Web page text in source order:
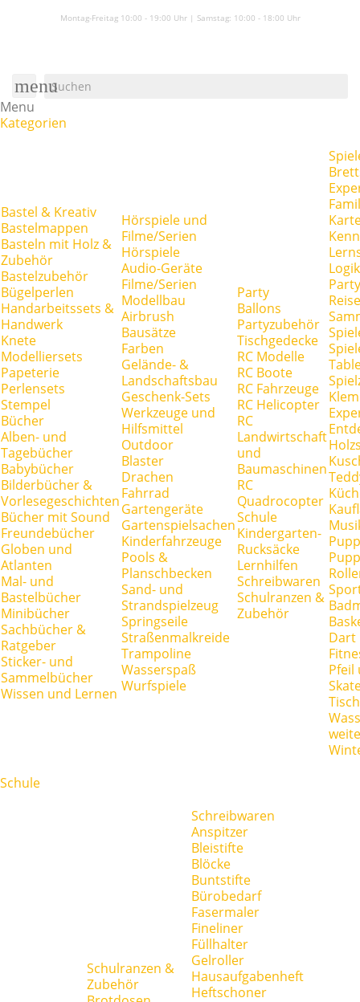
Montag-Freitag 10:00 - 19:00 Uhr | Samstag: 10:00 - 18:00 Uhr
menu
Menu
Kategorien
Bastel & Kreativ
Bastelmappen
Basteln mit Holz &
Zubehör
Bastelzubehör
Bügelperlen
Handarbeitssets &
Handwerk
Knete
Modelliersets
Papeterie
Perlensets
Stempel
Bücher
Alben- und
Tagebücher
Babybücher
Bilderbücher &
Vorlesegeschichten
Bücher mit Sound
Freundebücher
Globen und
Atlanten
Mal- und
Bastelbücher
Minibücher
Sachbücher &
Ratgeber
Sticker- und
Sammelbücher
Wissen und Lernen
Hörspiele und
Filme/Serien
Hörspiele
Audio-Geräte
Filme/Serien
Modellbau
Airbrush
Bausätze
Farben
Gelände- &
Landschaftsbau
Geschenk-Sets
Werkzeuge und
Hilfsmittel
Outdoor
Blaster
Drachen
Fahrrad
Gartengeräte
Gartenspielsachen
Kinderfahrzeuge
Pools &
Planschbecken
Sand- und
Strandspielzeug
Springseile
Straßenmalkreide
Trampoline
Wasserspaß
Wurfspiele
Party
Ballons
Partyzubehör
Tischgedecke
RC Modelle
RC Boote
RC Fahrzeuge
RC Helicopter
RC
Landwirtschaft
und
Baumaschinen
RC
Quadrocopter
Schule
Kindergarten-
Rucksäcke
Lernhilfen
Schreibwaren
Schulranzen &
Zubehör
Dart
Pfeil
Schule
Schulranzen &
Zubehör
Schreibwaren
Anspitzer
Bleistifte
Blöcke
Buntstifte
Bürobedarf
Fasermaler
Fineliner
Füllhalter
Gelroller
Hausaufgabenheft
Heftschoner